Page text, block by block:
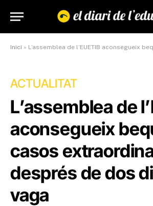
Inici » L’assemblea de l’EUETIB aconsegueix beques per casos
ACTUALITAT
L’assemblea de
aconsegueix
casos
després de dos
vaga